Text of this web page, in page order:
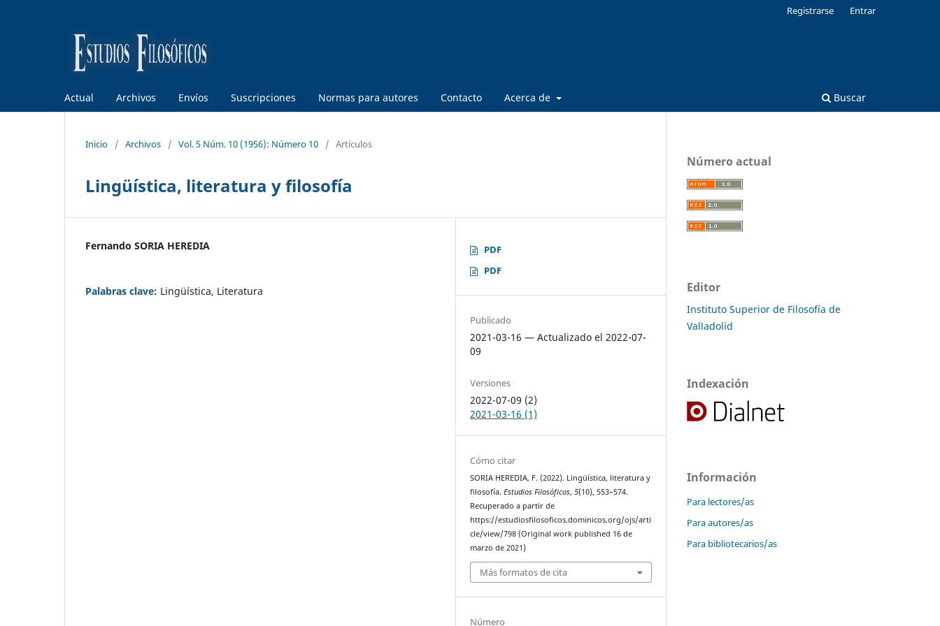
Actual Archivos Envíos Suscripciones Normas para autores Contacto Acerca de Buscar
Registrarse Entrar
Inicio / Archivos / Vol. 5 Núm. 10 (1956): Número 10 / Artículos
Lingüística, literatura y filosofía
Fernando SORIA HEREDIA
Palabras clave: Lingüística, Literatura
PDF
PDF
Publicado
2021-03-16 — Actualizado el 2022-07-
09
Versiones
2022-07-09 (2)
2021-03-16 (1)
Cómo citar
SORIA HEREDIA, F. (2022). Lingüística, literatura y
filosofía.Estudios Filosóficos,5(10), 553–574.
Recuperado a partir de
https://estudiosfilosoficos.dominicos.org/ojs/arti
cle/view/798 (Original work published 16 de
marzo de 2021)
Más formatos de cita
Número
Número actual
Editor
Instituto Superior de Filosofía de
Valladolid
Indexación
Información
Para lectores/as
Para autores/as
Para bibliotecarios/as